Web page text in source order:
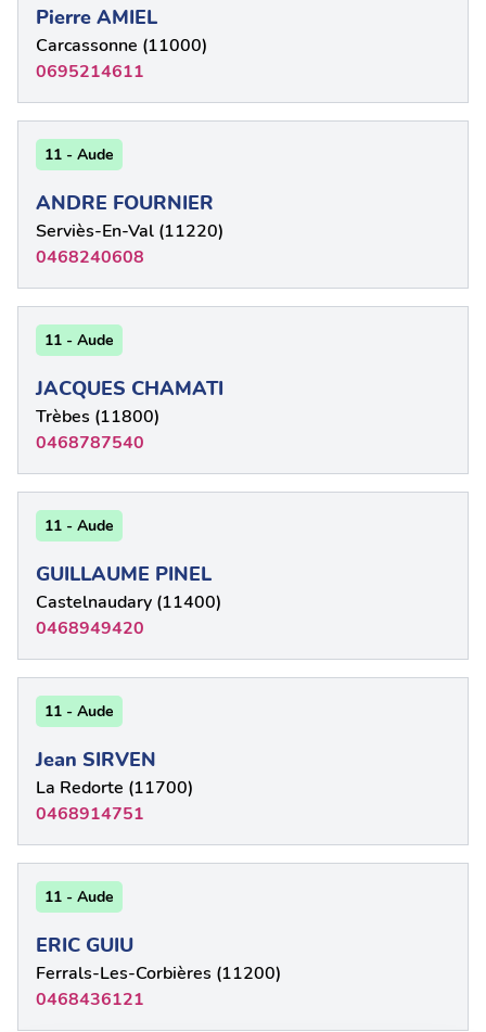
Pierre AMIEL
Carcassonne (11000)
0695214611
11 - Aude
ANDRE FOURNIER
Serviès-En-Val (11220)
0468240608
11 - Aude
JACQUES CHAMATI
Trèbes (11800)
0468787540
11 - Aude
GUILLAUME PINEL
Castelnaudary (11400)
0468949420
11 - Aude
Jean SIRVEN
La Redorte (11700)
0468914751
11 - Aude
ERIC GUIU
Ferrals-Les-Corbières (11200)
0468436121